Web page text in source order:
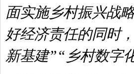
面实施乡村振兴战
好经济责任的同时
新基建”“乡村数字